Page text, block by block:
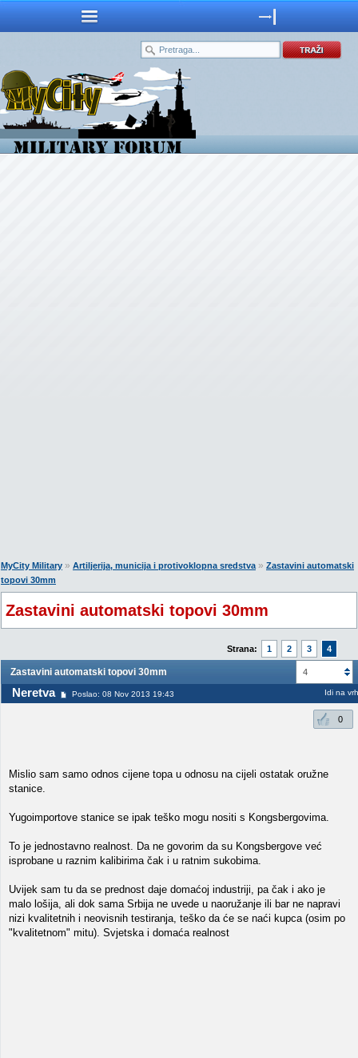
MyCity Military » Artiljerija, municija i protivoklopna sredstva» Zastavini automatski
topovi 30mm
Zastavini automatski topovi 30mm
Strana: 1 2 3 4
4
Zastavini automatski topovi 30mm
Neretva Poslao: 08 Nov 2013 19:43 Idi na vrh
0
Mislio sam samo odnos cijene topa u odnosu na cijeli ostatak oružne
stanice.
Yugoimportove stanice se ipak teško mogu nositi s Kongsbergovima.
To je jednostavno realnost. Da ne govorim da su Kongsbergove već
isprobane u raznim kalibirima čak i u ratnim sukobima.
Uvijek sam tu da se prednost daje domaćoj industriji, pa čak i ako je
malo lošija, ali dok sama Srbija ne uvede u naoružanje ili bar ne napravi
nizi kvalitetnih i neovisnih testiranja, teško da će se naći kupca (osim po
"kvalitetnom" mitu). Svjetska i domaća realnost